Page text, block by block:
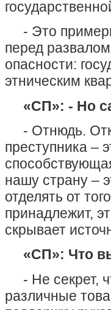
- Это
перед
опасности:
этническим
«СП»: - Но
- Отнюдь.
преступника –
нашу страну –
отделять от
принадлежит,
скрывает
«СП»: Что
- Не секрет,
различные